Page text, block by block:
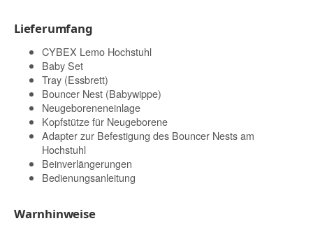
Lieferumfang
CYBEX Lemo Hochstuhl
Baby Set
Tray (Essbrett)
Bouncer Nest (Babywippe)
Neugeboreneneinlage
Kopfstütze für Neugeborene
Adapter zur Befestigung des Bouncer Nests am
Hochstuhl
Beinverlängerungen
Bedienungsanleitung
Warnhinweise